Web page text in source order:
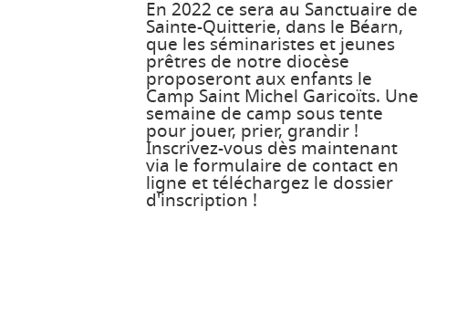
En 2022 ce sera au Sanctuaire de
Sainte-Quitterie, dans le Béarn,
que les séminaristes et jeunes
prêtres de notre diocèse
proposeront aux enfants le
Camp Saint Michel Garicoïts. Une
semaine de camp sous tente
pour jouer, prier, grandir !
Inscrivez-vous dès maintenant
via le formulaire de contact en
ligne et téléchargez le dossier
d'inscription !